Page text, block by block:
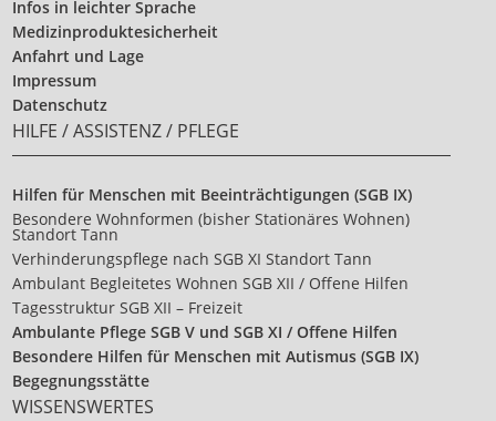
Infos in leichter Sprache
Medizinproduktesicherheit
Anfahrt und Lage
Impressum
Datenschutz
HILFE / ASSISTENZ / PFLEGE
Hilfen für Menschen mit Beeinträchtigungen (SGB IX)
Besondere Wohnformen (bisher Stationäres Wohnen)
Standort Tann
Verhinderungspflege nach SGB XI Standort Tann
Ambulant Begleitetes Wohnen SGB XII / Offene Hilfen
Tagesstruktur SGB XII – Freizeit
Ambulante Pflege SGB V und SGB XI / Offene Hilfen
Besondere Hilfen für Menschen mit Autismus (SGB IX)
Begegnungsstätte
WISSENSWERTES